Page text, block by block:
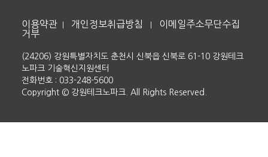
이용약관 개인정보취급방침
이메일주소무단수집
거부
(24206) 강원특별자치도 춘천시 신북읍 신북로 61-10 강원테크
노파크 기술혁신지원센터
전화번호 : 033-248-5600
Copyright © 강원테크노파크. All Rights Reserved.